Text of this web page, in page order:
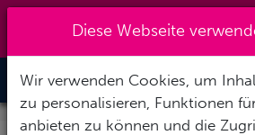
Diese Webseite
Wir verwenden Cookies, um
zu personalisieren, Funktionen
anbieten zu können und die